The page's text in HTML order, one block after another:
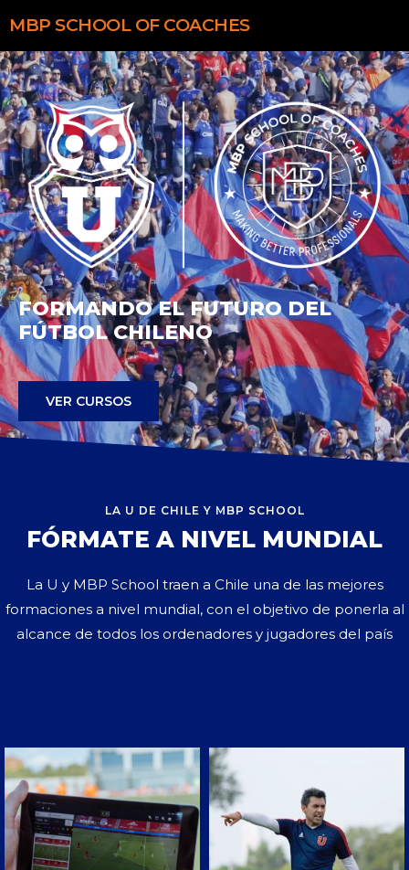
MBP SCHOOL OF COACHES
FORMANDO EL FUTURO DEL
FÚTBOL CHILENO
VER CURSOS
LA U DE CHILE Y MBP SCHOOL
FÓRMATE A NIVEL MUNDIAL
La U y MBP School traen a Chile una de las mejores
formaciones a nivel mundial, con el objetivo de ponerla al
alcance de todos los ordenadores y jugadores del país